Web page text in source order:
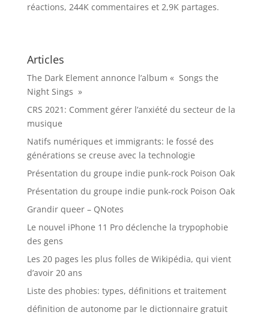
réactions, 244K commentaires et 2,9K partages.
Articles
The Dark Element annonce l’album « Songs the
Night Sings »
CRS 2021: Comment gérer l’anxiété du secteur de la
musique
Natifs numériques et immigrants: le fossé des
générations se creuse avec la technologie
Présentation du groupe indie punk-rock Poison Oak
Présentation du groupe indie punk-rock Poison Oak
Grandir queer – QNotes
Le nouvel iPhone 11 Pro déclenche la trypophobie
des gens
Les 20 pages les plus folles de Wikipédia, qui vient
d’avoir 20 ans
Liste des phobies: types, définitions et traitement
définition de autonome par le dictionnaire gratuit